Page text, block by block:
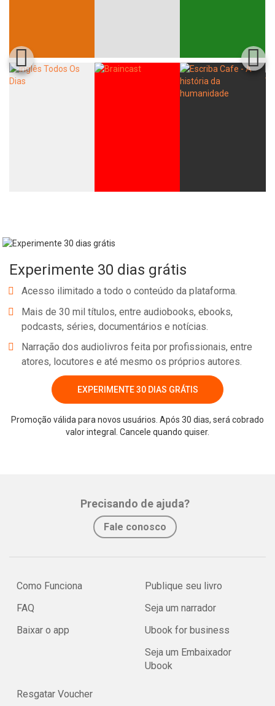
Experimente 30 dias grátis
Acesso ilimitado a todo o conteúdo da plataforma.
Mais de 30 mil títulos, entre audiobooks, ebooks,
podcasts, séries, documentários e notícias.
Narração dos audiolivros feita por profissionais, entre
atores, locutores e até mesmo os próprios autores.
EXPERIMENTE 30 DIAS GRÁTIS
Promoção válida para novos usuários. Após 30 dias, será cobrado
valor integral. Cancele quando quiser.
Precisando de ajuda?
Fale conosco
Como Funciona
FAQ
Baixar o app
Publique seu livro
Seja um narrador
Ubook for business
Seja um Embaixador
Ubook
Resgatar Voucher